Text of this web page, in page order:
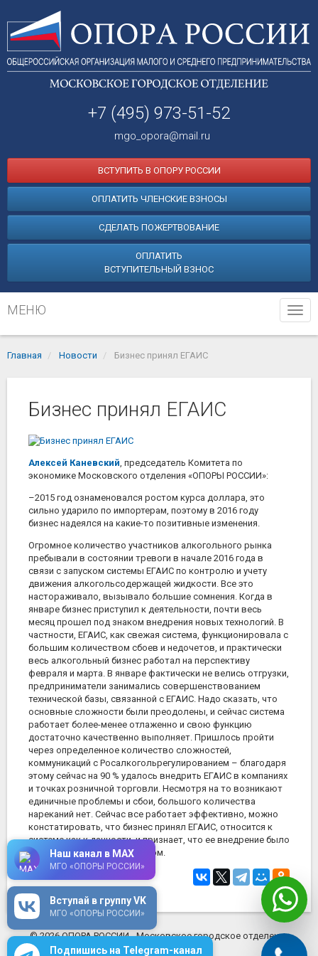
+7 (495) 973-51-52
mgo_opora@mail.ru
ВСТУПИТЬ В ОПОРУ РОССИИ
ОПЛАТИТЬ ЧЛЕНСКИЕ ВЗНОСЫ
СДЕЛАТЬ ПОЖЕРТВОВАНИЕ
ОПЛАТИТЬ
ВСТУПИТЕЛЬНЫЙ ВЗНОС
МЕНЮ
Главная Новости Бизнес принял ЕГАИС
Бизнес принял ЕГАИС
Алексей Каневский, председатель Комитета по
экономике Московского отделения «ОПОРЫ РОССИИ»:
–2015 год ознаменовался ростом курса доллара, это
сильно ударило по импортерам, поэтому в 2016 году
бизнес надеялся на какие-то позитивные изменения.
Огромное количество участников алкогольного рынка
пребывали в состоянии тревоги в начале 2016 года в
связи с запуском системы ЕГАИС по контролю и учету
движения алкогольсодержащей жидкости. Все это
настораживало, вызывало большие сомнения. Когда в
январе бизнес приступил к деятельности, почти весь
месяц прошел под знаком внедрения новых технологий. В
частности, ЕГАИС, как свежая система, функционировала с
большим количеством сбоев и недочетов, и практически
весь алкогольный бизнес работал на перспективу
февраля и марта. В январе фактически не велись отгрузки,
предприниматели занимались совершенствованием
технической базы, связанной с ЕГАИС. Надо сказать, что
основные сложности были преодолены, и сейчас система
работает более-менее отлаженно и свою функцию
достаточно качественно выполняет. Пришлось пройти
через определенное количество сложностей,
коммуникаций с Росалкогольрегулированием – благодаря
этому сейчас на 90 % удалось внедрить ЕГАИС в компаниях
и точках розничной торговли. Несмотря на то возникают
единичные проблемы и сбои, большого количества
нареканий нет. Сейчас все работает эффективно, можно
констатировать, что бизнес принял ЕГАИС, относится к
системе как к данности, и признает, что ее внедрение было
правильным, полезным шагом.
© 2026 ОПОРА РОССИИ - Московское городское отделение
mosopora.ru
Подпишись на Telegram-канал
Вступай в группу VK
МГО «ОПОРЫ РОССИИ»
Наш канал в MAX
МГО «ОПОРЫ РОССИИ»